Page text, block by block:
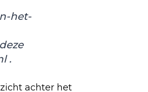
het-
.
achter het